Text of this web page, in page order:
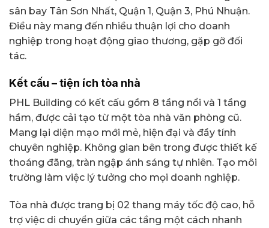
sân bay Tân Sơn Nhất, Quận 1, Quận 3, Phú Nhuận.
Điều này mang đến nhiều thuận lợi cho doanh
nghiệp trong hoạt động giao thương, gặp gỡ đối
tác.
Kết cấu – tiện ích tòa nhà
PHL Building có kết cấu gồm 8 tầng nổi và 1 tầng
hầm, được cải tạo từ một tòa nhà văn phòng cũ.
Mang lại diện mạo mới mẻ, hiện đại và đầy tính
chuyên nghiệp. Không gian bên trong được thiết kế
thoáng đãng, tràn ngập ánh sáng tự nhiên. Tạo môi
trường làm việc lý tưởng cho mọi doanh nghiệp.
Tòa nhà được trang bị 02 thang máy tốc độ cao, hỗ
trợ việc di chuyển giữa các tầng một cách nhanh